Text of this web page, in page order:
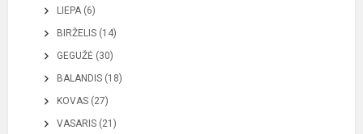
LIEPA (6)
BIRŽELIS (14)
GEGUŽĖ (30)
BALANDIS (18)
KOVAS (27)
VASARIS (21)